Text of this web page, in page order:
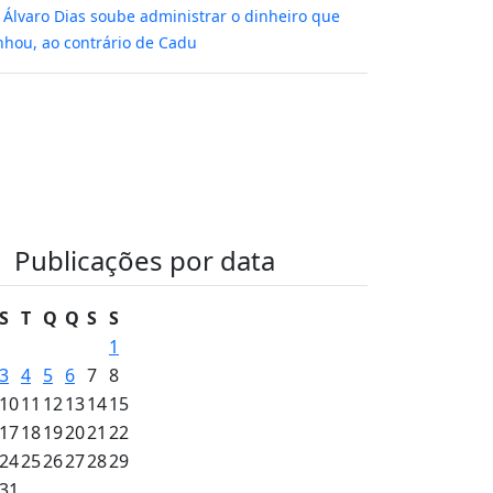
Álvaro Dias soube administrar o dinheiro que
ao contrário de Cadu
Publicações por data
S T Q Q S S
1
3 4 5 6 7 8
1011 12131415
1718192021 22
242526272829